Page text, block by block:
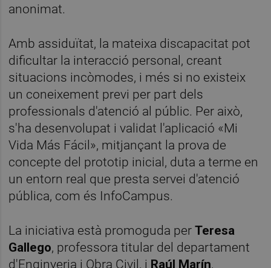
anonimat.
Amb assiduïtat, la mateixa discapacitat pot
dificultar la interacció personal, creant
situacions incòmodes, i més si no existeix
un coneixement previ per part dels
professionals d'atenció al públic. Per això,
s'ha desenvolupat i validat l'aplicació «Mi
Vida Más Fácil», mitjançant la prova de
concepte del prototip inicial, duta a terme en
un entorn real que presta servei d'atenció
pública, com és InfoCampus.
La iniciativa està promoguda perTeresa
Gallego, professora titular del departament
d'Enginyeria i Obra Civil, i Raúl Marín,